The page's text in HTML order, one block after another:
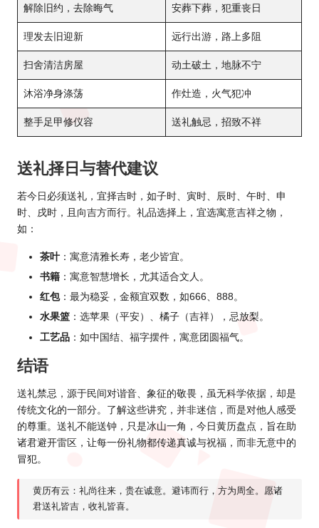
解除旧约，去除晦气 安葬下葬，犯重丧日
理发去旧迎新 远行出游，路上多阻
扫舍清洁房屋 动土破土，地脉不宁
沐浴净身涤荡 作灶造，火气犯冲
整手足甲修仪容 送礼触忌，招致不祥
送礼择日与替代建议
若今日必须送礼，宜择吉时，如子时、寅时、辰时、午时、申
时、戌时，且向吉方而行。礼品选择上，宜选寓意吉祥之物，
如：
茶叶 ：寓意清雅长寿，老少皆宜。
书籍 ：寓意智慧增长，尤其适合文人。
红包：最为稳妥，金额宜双数，如666、888。
水果篮 ：选苹果（平安）、橘子（吉祥），忌放梨。
工艺品 ：如中国结、福字摆件，寓意团圆福气。
结语
送礼禁忌，源于民间对谐音、象征的敬畏，虽无科学依据，却是
传统文化的一部分。了解这些讲究，并非迷信，而是对他人感受
的尊重。送礼不能送钟，只是冰山一角，今日黄历盘点，旨在助
诸君避开雷区，让每一份礼物都传递真诚与祝福，而非无意中的
冒犯。
黄历有云：礼尚往来，贵在诚意。避讳而行，方为周全。愿诸
君送礼皆吉，收礼皆喜。